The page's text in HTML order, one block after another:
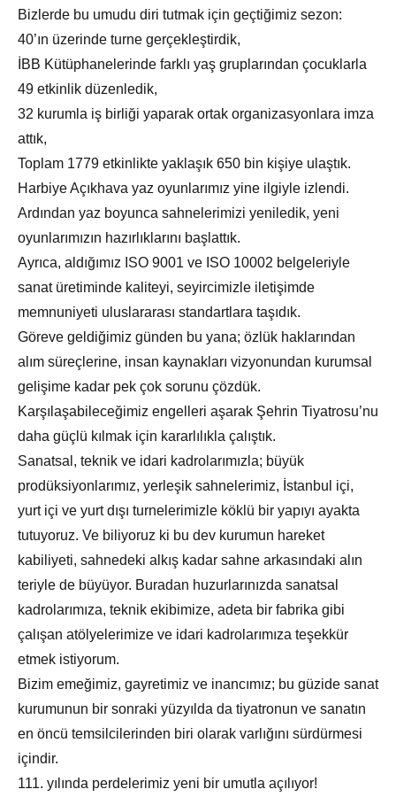
Bizlerde bu umudu diri tutmak için geçtiğimiz sezon:
40’ın üzerinde turne gerçekleştirdik,
İBB Kütüphanelerinde farklı yaş gruplarından çocuklarla
49 etkinlik düzenledik,
32 kurumla iş birliği yaparak ortak organizasyonlara imza
attık,
Toplam 1779 etkinlikte yaklaşık 650 bin kişiye ulaştık.
Harbiye Açıkhava yaz oyunlarımız yine ilgiyle izlendi.
Ardından yaz boyunca sahnelerimizi yeniledik, yeni
oyunlarımızın hazırlıklarını başlattık.
Ayrıca, aldığımız ISO 9001 ve ISO 10002 belgeleriyle
sanat üretiminde kaliteyi, seyircimizle iletişimde
memnuniyeti uluslararası standartlara taşıdık.
Göreve geldiğimiz günden bu yana; özlük haklarından
alım süreçlerine, insan kaynakları vizyonundan kurumsal
gelişime kadar pek çok sorunu çözdük.
Karşılaşabileceğimiz engelleri aşarak Şehrin Tiyatrosu’nu
daha güçlü kılmak için kararlılıkla çalıştık.
Sanatsal, teknik ve idari kadrolarımızla; büyük
prodüksiyonlarımız, yerleşik sahnelerimiz, İstanbul içi,
yurt içi ve yurt dışı turnelerimizle köklü bir yapıyı ayakta
tutuyoruz. Ve biliyoruz ki bu dev kurumun hareket
kabiliyeti, sahnedeki alkış kadar sahne arkasındaki alın
teriyle de büyüyor. Buradan huzurlarınızda sanatsal
kadrolarımıza, teknik ekibimize, adeta bir fabrika gibi
çalışan atölyelerimize ve idari kadrolarımıza teşekkür
etmek istiyorum.
Bizim emeğimiz, gayretimiz ve inancımız; bu güzide sanat
kurumunun bir sonraki yüzyılda da tiyatronun ve sanatın
en öncü temsilcilerinden biri olarak varlığını sürdürmesi
içindir.
111. yılında perdelerimiz yeni bir umutla açılıyor!